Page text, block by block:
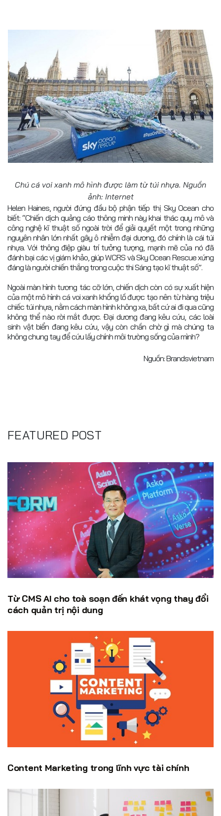
Chú cá voi xanh mô hình được làm từ túi nhựa. Nguồn
ảnh: Internet
Helen Haines, người đứng đầu bộ phận tiếp thị Sky Ocean cho
biết: “Chiến dịch quảng cáo thông minh này khai thác quy mô và
công nghệ kĩ thuật số ngoài trời để giải quyết một trong những
nguyên nhân lớn nhất gây ô nhiễm đại dương, đó chính là cái túi
nhựa. Với thông điệp giàu trí tưởng tượng, mạnh mẽ của nó đã
đánh bại các vị giám khảo, giúp WCRS và Sky Ocean Rescue xứng
đáng là người chiến thắng trong cuộc thi Sáng tạo kĩ thuật số”.
Ngoài màn hình tương tác cỡ lớn, chiến dịch còn có sự xuất hiện
của một mô hình cá voi xanh khổng lồ được tạo nên từ hàng triệu
chiếc túi nhựa, nằm cách màn hình không xa, bất cứ ai đi qua cũng
không thể nào rời mắt được. Đại dương đang kêu cứu, các loài
sinh vật biển đang kêu cứu, vậy còn chần chờ gì mà chúng ta
không chung tay để cứu lấy chính môi trường sống của mình?
Nguồn: Brandsvietnam
FEATURED POST
Từ CMS AI cho toà soạn đến khát vọng thay đổi
cách quản trị nội dung
Content Marketing trong lĩnh vực tài chính